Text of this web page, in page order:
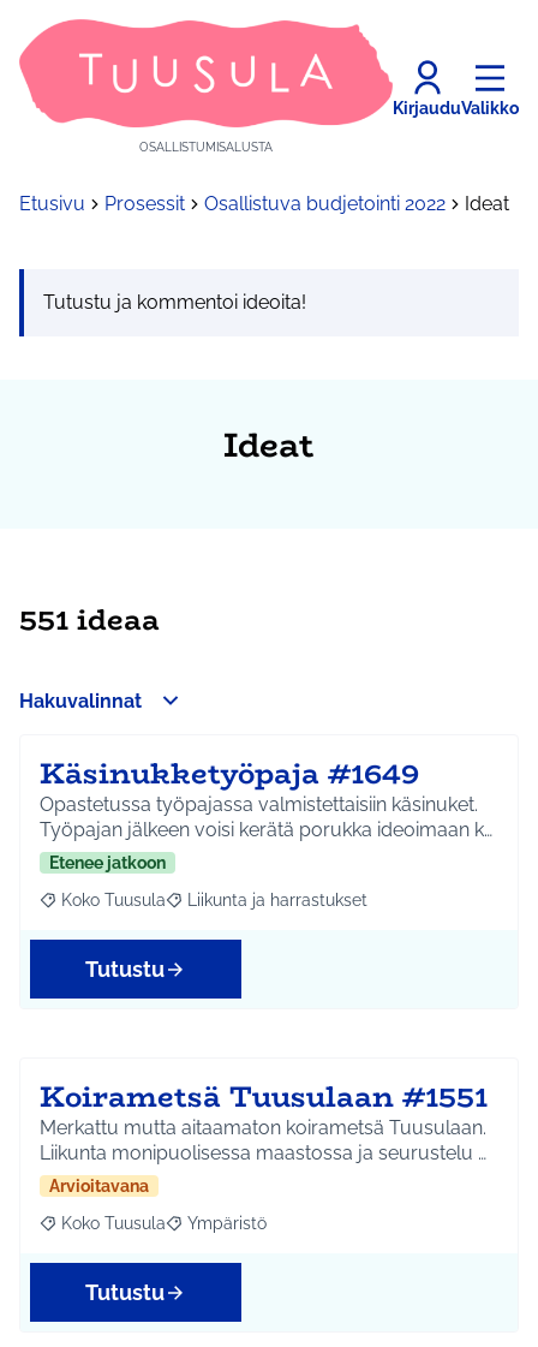
OSALLISTUMISALUSTA
KirjauduValikko
Etusivu Prosessit Osallistuva budjetointi 2022 Ideat
Tutustu ja kommentoi ideoita!
Ideat
551 ideaa
Hakuvalinnat
Käsinukketyöpaja #1649
Opastetussa työpajassa valmistettaisiin käsinuket.
Työpajan jälkeen voisi kerätä porukka ideoimaan k…
Etenee jatkoon
Rajaa tulokset aihepiirin mukaan: Koko Tuusula
Koko Tuusula Rajaa tulokset teeman mukaan: Liikunta ja
Liikunta ja harrastukset
Tutustu
Koirametsä Tuusulaan #1551
Merkattu mutta aitaamaton koirametsä Tuusulaan.
Liikunta monipuolisessa maastossa ja seurustelu …
Arvioitavana
Rajaa tulokset aihepiirin mukaan: Koko Tuusula
Koko Tuusula Rajaa tulokset teeman mukaan: Ympäristö
Ympäristö
Tutustu